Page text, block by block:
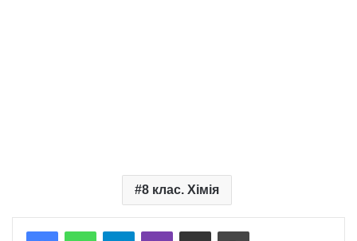
8 клас. Хімія
TelegramViber Надіслати електронною поштоюНадрукувати